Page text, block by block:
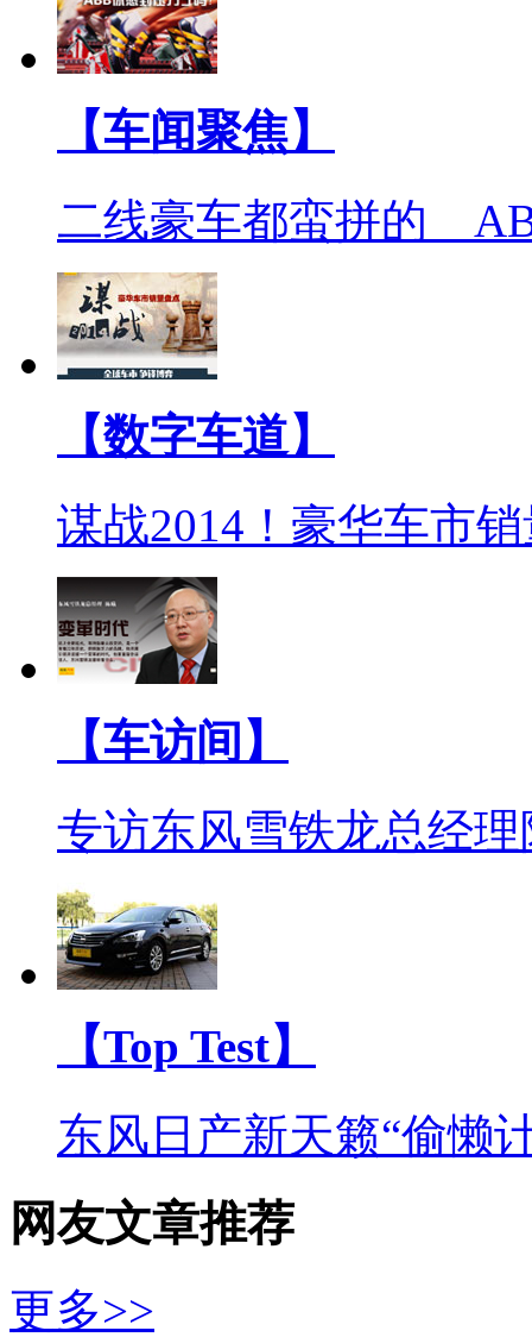
【车闻聚焦】
二线豪车都蛮拼的
【数字车道】
谋战2014！豪华车市
【车访间】
专访东风雪铁龙总经
【Top Test】
东风日产新天籁“偷懒
网友文章推荐
更多>>